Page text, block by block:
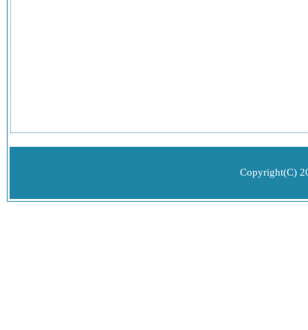
Copyright(C)